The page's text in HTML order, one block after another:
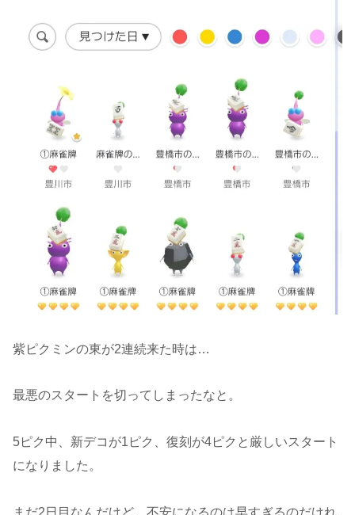
紫ピクミンの東が2連続来た時は…
最悪のスタートを切ってしまったなと。
5ピク中、新デコが1ピク、復刻が4ピクと厳しいスタート
になりました。
まだ2日目なんだけど、不安になるのは早すぎるのだけれ